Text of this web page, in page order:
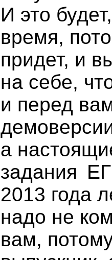
И это
время,
придет, и
на себе,
и перед
а
задания
2013 года
надо не
вам,